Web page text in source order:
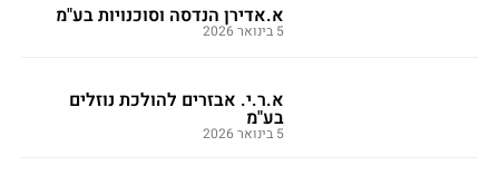
א.אדירן הנדסה וסוכנויות בע"מ
5 בינואר 2026
א.ר.י. אבזרים להולכת נוזלים
בע"מ
5 בינואר 2026